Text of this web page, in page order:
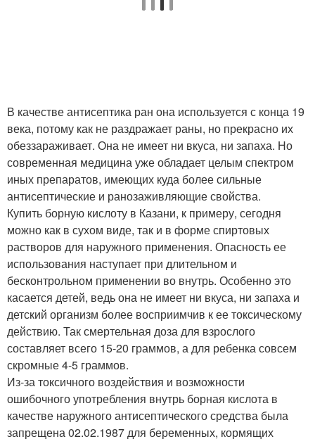
В качестве антисептика ран она используется с конца 19
века, потому как не раздражает раны, но прекрасно их
обеззараживает. Она не имеет ни вкуса, ни запаха. Но
современная медицина уже обладает целым спектром
иных препаратов, имеющих куда более сильные
антисептические и ранозаживляющие свойства.
Купить борную кислоту в Казани, к примеру, сегодня
можно как в сухом виде, так и в форме спиртовых
растворов для наружного применения. Опасность ее
использования наступает при длительном и
бесконтрольном применении во внутрь. Особенно это
касается детей, ведь она не имеет ни вкуса, ни запаха и
детский организм более восприимчив к ее токсическому
действию. Так смертельная доза для взрослого
составляет всего 15-20 граммов, а для ребенка совсем
скромные 4-5 граммов.
Из-за токсичного воздействия и возможности
ошибочного употребления внутрь борная кислота в
качестве наружного антисептического средства была
запрещена 02.02.1987 для беременных, кормящих